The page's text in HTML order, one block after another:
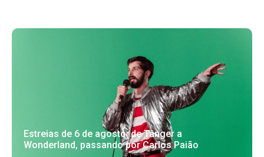
Estreias de 6 de agosto: de Tânger a
Wonderland, passando por Carlos Paião